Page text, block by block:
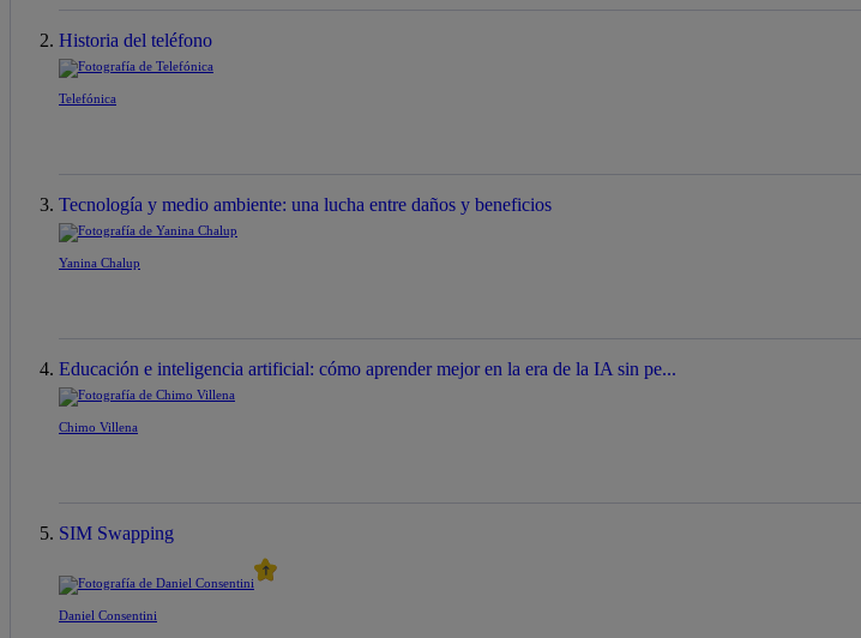
Historia del teléfono
Telefónica
Tecnología y medio ambiente: una lucha entre daños y beneficios
Yanina Chalup
Educación e inteligencia artificial: cómo aprender mejor en la era de la IA sin pe...
Chimo Villena
SIM Swapping
Daniel Consentini